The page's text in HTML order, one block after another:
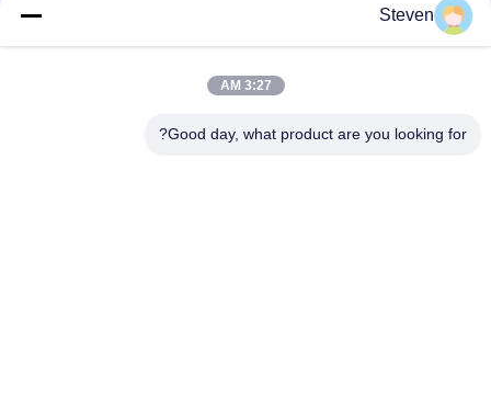
100V مقاومت ولتاژSteven
3:27 AM
Good day, what product are you looking for?